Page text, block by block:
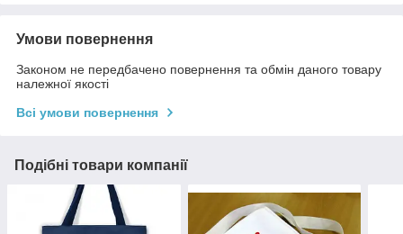
Умови повернення
Законом не передбачено повернення та обмін даного товару
належної якості
Всі умови повернення
Подібні товари компанії